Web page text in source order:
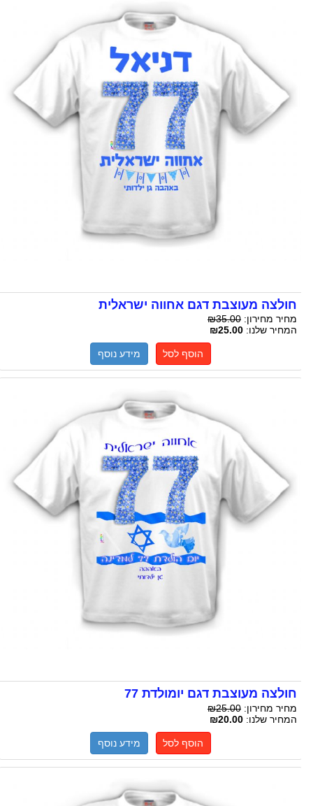
חולצה מעוצבת דגם אחווה ישראלית
מחיר מחירון:₪35.00
המחיר שלנו:₪25.00
הוסף לסל מידע נוסף
חולצה מעוצבת דגם יומולדת 77
מחיר מחירון:₪25.00
המחיר שלנו:₪20.00
הוסף לסל מידע נוסף